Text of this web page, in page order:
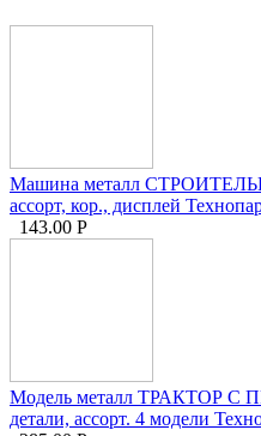
Машина металл
ассорт, кор., дисплей
143.00 Р
Модель металл ТРАКТОР С
детали, ассорт. 4 модели